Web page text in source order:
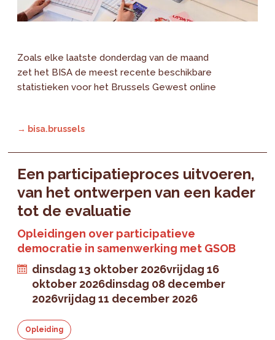
Zoals elke laatste donderdag van de maand
zet het BISA de meest recente beschikbare
statistieken voor het Brussels Gewest online
→ bisa.brussels
Een participatieproces uitvoeren,
van het ontwerpen van een kader
tot de evaluatie
Opleidingen over participatieve
democratie in samenwerking met GSOB
dinsdag 13 oktober 2026vrijdag 16
oktober 2026dinsdag 08 december
2026vrijdag 11 december 2026
Opleiding